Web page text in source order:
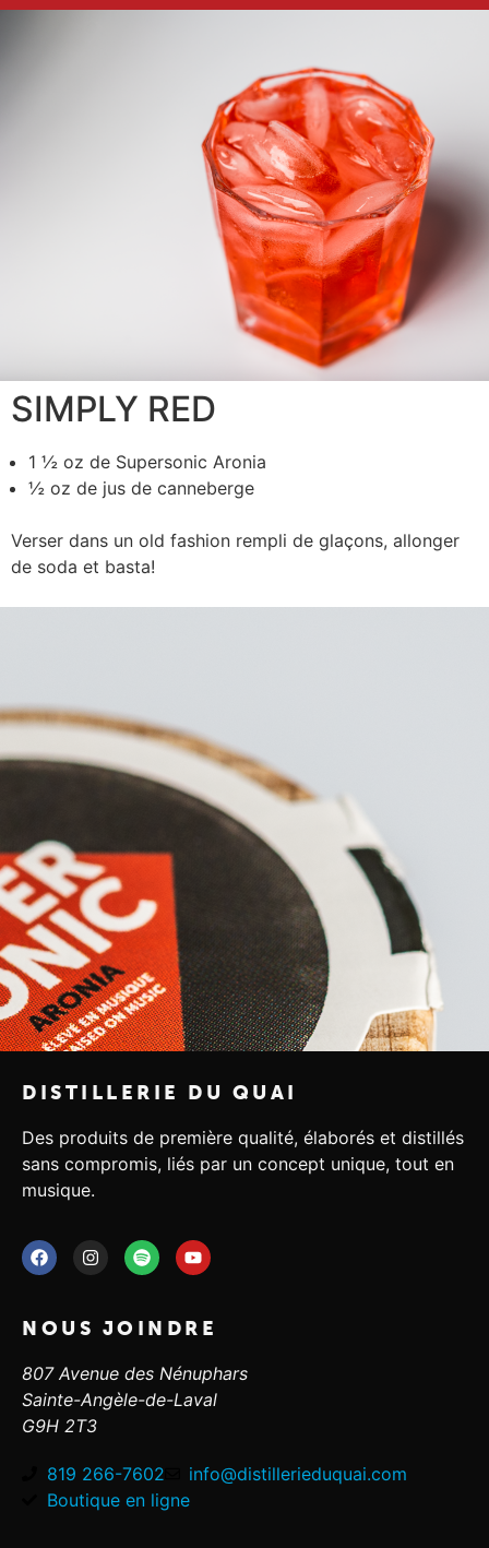
SIMPLY RED
1 ½ oz de Supersonic Aronia
½ oz de jus de canneberge
Verser dans un old fashion rempli de glaçons, allonger
de soda et basta!
DISTILLERIE DU QUAI
Des produits de première qualité, élaborés et distillés
sans compromis, liés par un concept unique, tout en
musique.
NOUS JOINDRE
807 Avenue des Nénuphars
Sainte-Angèle-de-Laval
G9H 2T3
819 266-7602
info@distillerieduquai.com
Boutique en ligne